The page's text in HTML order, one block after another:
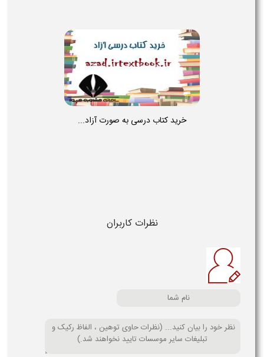
خرید کتاب درسی به صورت آزاد...
نظرات کاربران